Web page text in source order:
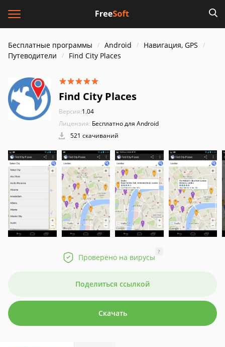
Бесплатные программы Android
Навигация, GPS
Путеводители
Find City Places
Find City Places
Версия:1.04
Лицензия: Бесплатно для Android
521 скачиваний
Проверено на вирусы
?
Поделиться ссылкой
Скачать